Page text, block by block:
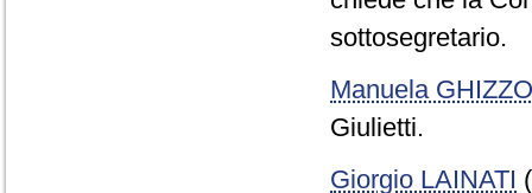
sottosegretario.
Manuela
Giulietti.
Giorgio LAINATI